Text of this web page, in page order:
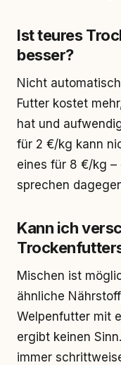
Ist teures
besser?
Nicht
Futter kostet
hat und
für 2 €/kg kann
eines für 8 €/kg –
sprechen
Kann ich
Mischen ist
ähnliche
Welpenfutter mit
ergibt keinen
immer